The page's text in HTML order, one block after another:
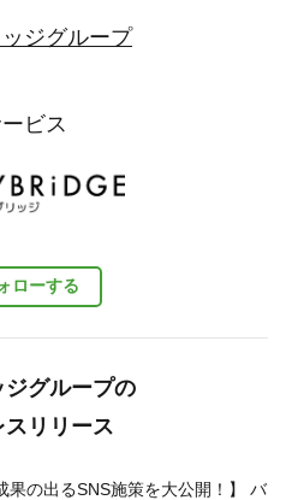
ローする
ジグループ
ビス
グループの
スリリース
果の出るSNS施策を大公開！】 バ